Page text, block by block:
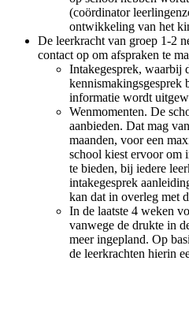
(coördinator
ontwikkeling van het
De leerkracht van groep 1-2
contact op om afspraken te
Intakegesprek, waarbij
kennismakingsgesprek
informatie wordt
Wenmomenten. De
aanbieden. Dat mag
maanden, voor een
school kiest ervoor om
te bieden, bij iedere
intakegesprek
kan dat in overleg met
In de laatste 4 weken
vanwege de drukte in
meer ingepland. Op
de leerkrachten hierin